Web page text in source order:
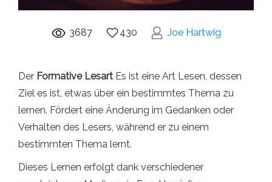
3687 430 Joe Hartwig
Der Formative Lesart Es ist eine Art Lesen, dessen
Ziel es ist, etwas über ein bestimmtes Thema zu
lernen. Fördert eine Änderung im Gedanken oder
Verhalten des Lesers, während er zu einem
bestimmten Thema lernt.
Dieses Lernen erfolgt dank verschiedener